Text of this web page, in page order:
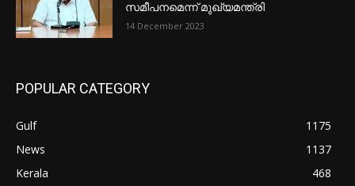
സമീപനമെന്ന് മുഖ്യമന്ത്രി
14 December 2023
POPULAR CATEGORY
Gulf
1175
News
1137
Kerala
468